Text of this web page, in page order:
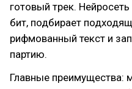
готовый трек.
бит, подбирает
рифмованный текст и
партию.
Главные преимущества: